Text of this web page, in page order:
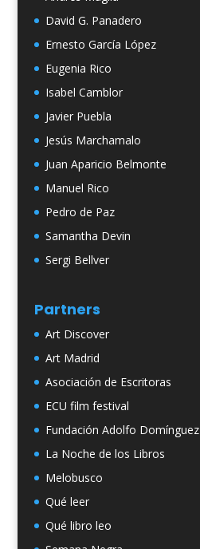
David G. Panadero
Ernesto García López
Eugenia Rico
Isabel Camblor
Javier Puebla
Jesús Marchamalo
Juan Aparicio Belmonte
Manuel Rico
Pedro de Paz
Samantha Devin
Sergi Bellver
Partners
Art Discover
Art Madrid
Asociación de Escritoras
ECU film festival
Fundación Adolfo Domínguez
La Noche de los Libros
Melobusco
Qué leer
Qué libro leo